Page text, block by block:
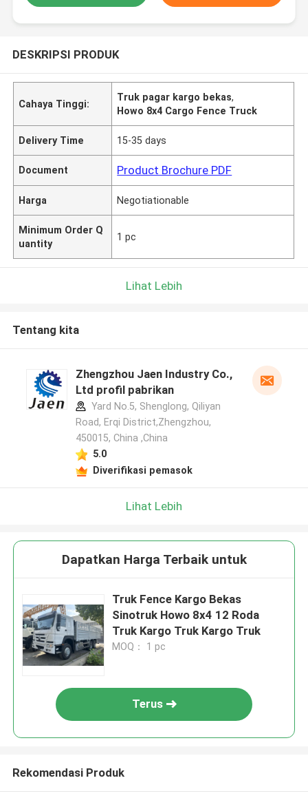
DESKRIPSI PRODUK
Cahaya Tinggi:
Truk pagar kargo bekas,
Howo 8x4 Cargo Fence Truck
Delivery Time 15-35 days
Document Product Brochure PDF
Harga Negotiationable
Minimum Order Q
uantity
1 pc
Lihat Lebih
Tentang kita
Zhengzhou Jaen Industry Co.,
Ltd profil pabrikan
Yard No.5, Shenglong, Qiliyan
Road, Erqi District,Zhengzhou,
450015, China ,China
5.0
Diverifikasi pemasok
Lihat Lebih
Dapatkan Harga Terbaik untuk
Truk Fence Kargo Bekas
Sinotruk Howo 8x4 12 Roda
Truk Kargo Truk Kargo Truk
MOQ： 1 pc
Terus
Rekomendasi Produk